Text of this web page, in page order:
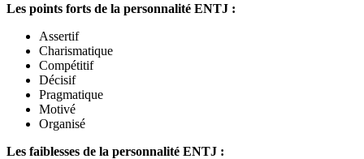
Les points forts de la personnalité ENTJ :
Assertif
Charismatique
Compétitif
Décisif
Pragmatique
Motivé
Organisé
Les faiblesses de la personnalité ENTJ :